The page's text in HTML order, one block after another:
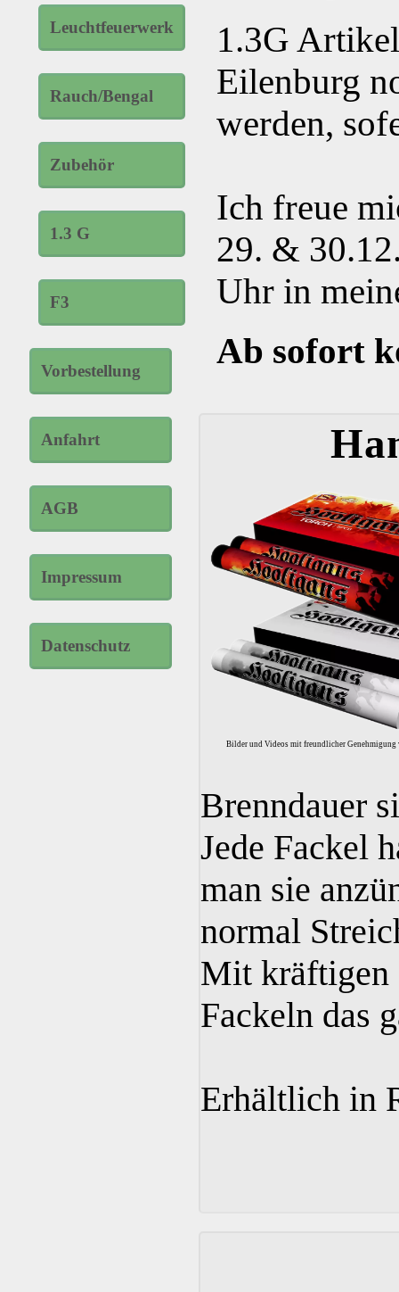
Leuchtfeuerwerk
Rauch/Bengal
Zubehör
1.3 G
F3
Vorbestellung
Anfahrt
AGB
Impressum
Datenschutz
1.3G
Eilenburg
werden,
Ich freue
29. &
Uhr in
Ab sofort
Bilder und Videos mit freundlicher Genehmigung
Brenndauer
Jede Fackel
man sie
normal
Mit kräftigen
Fackeln das
Erhältlich in